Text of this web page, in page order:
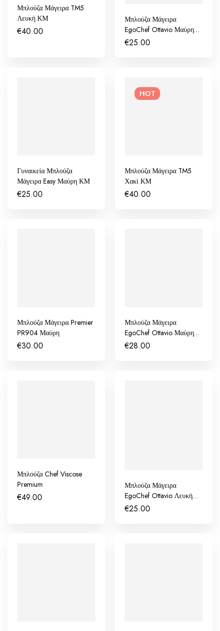
Μπλούζα Μάγειρα TM5
Λευκή ΚΜ
€40.00
Μπλούζα Μάγειρα
EgoChef Ottavio Μαύρη
ΚΜ
€25.00
Γυναικεία Μπλούζα
Μάγειρα Easy Μαύρη ΚΜ
€25.00
HOT
Μπλούζα Μάγειρα TM5
Χακί ΚΜ
€40.00
Μπλούζα Μάγειρα Premier
PR904 Μαύρη
€30.00
Μπλούζα Μάγειρα
EgoChef Ottavio Μαύρη
ΜΜ
€28.00
Μπλούζα Chef Viscose
Premium
€49.00
Μπλούζα Μάγειρα
EgoChef Ottavio Λευκή
ΚΜ
€25.00